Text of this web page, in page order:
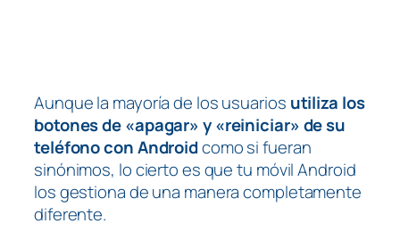
Aunque la mayoría de los usuarios utiliza los
botones de «apagar» y «reiniciar» de su
teléfono con Androidcomo si fueran
sinónimos, lo cierto es que tu móvil Android
los gestiona de una manera completamente
diferente.